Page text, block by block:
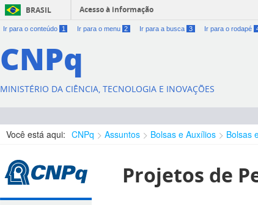
BRASIL Acesso à informação
Ir para o conteúdo 1 Ir para o menu 2 Ir para a busca 3 Ir para o rodapé
CNPq
MINISTÉRIO DA CIÊNCIA, TECNOLOGIA E INOVAÇÕES
Você está aqui: CNPq Assuntos Bolsas e Auxílios Bolsas
Projetos de